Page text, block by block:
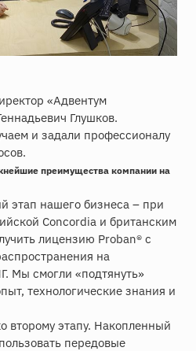
«Адвентум
Глушков.
и задали профессионалу
преимущества компании на
этап нашего бизнеса – при
Concordia и британским
лицензию Proban® с
на
Мы смогли «подтянуть»
технологические знания и
второму этапу. Накопленный
передовые